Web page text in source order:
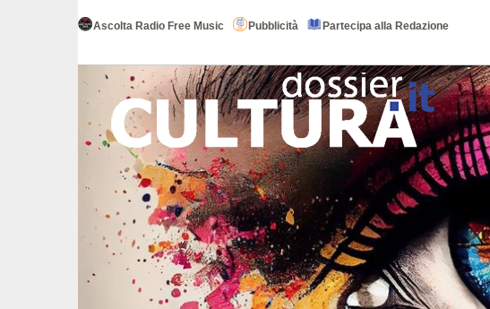
Ascolta Radio Free Music Pubblicità Partecipa alla Redazione